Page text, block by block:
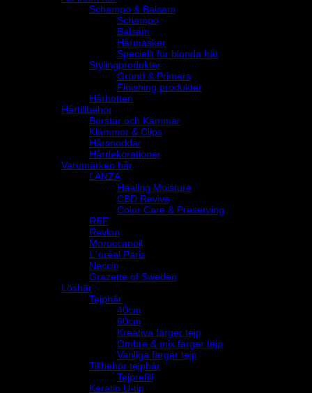
Schampo & Balsam
Schampo
Balsam
Hårmasker
Speciellt för blonda hår
Stylingprodukter
Grund & Primers
Finishing produkter
Hårbotten
Hårtillbehör
Borstar och Kammar
Klämmor & Clips
Hårsnoddar
Hårdekorationer
Varumärken hår
LANZA
Healing Moisture
CBD Revive
Color Care & Preserving
REF
Revlon
Moroccanoil
L´oréal Paris
Neccin
Grazette of Sweden
Löshår
Tejphår
40cm
60cm
Kreativa färger tejp
Ombre & mix färger tejp
Vanliga färger tejp
Tillbehör tejphår
Tejprefill
Keratin U-tip